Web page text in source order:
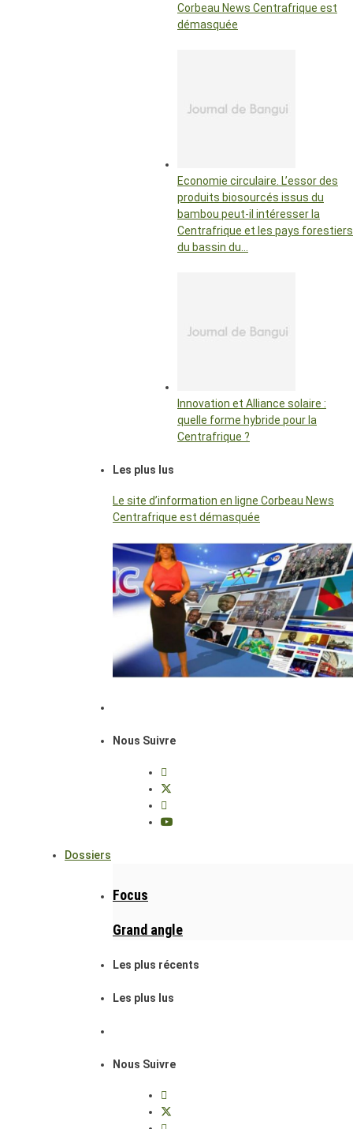
Corbeau News Centrafrique est
démasquée
Economie circulaire. L’essor des
produits biosourcés issus du
bambou peut-il intéresser la
Centrafrique et les pays forestiers
du bassin du…
Innovation et Alliance solaire :
quelle forme hybride pour la
Centrafrique ?
Les plus lus
Le site d’information en ligne Corbeau News
Centrafrique est démasquée
Nous Suivre
Dossiers
Focus
Grand angle
Les plus récents
Les plus lus
Nous Suivre